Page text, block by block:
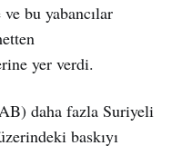
bu yabancılar
yer verdi.
daha fazla Suriyeli
baskıyı